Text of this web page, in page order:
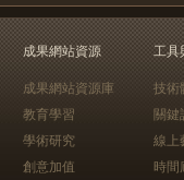
成果網站資源
成果網站資源庫
教育學習
學術研究
創意加值
工具
技術
關鍵
線上
時間